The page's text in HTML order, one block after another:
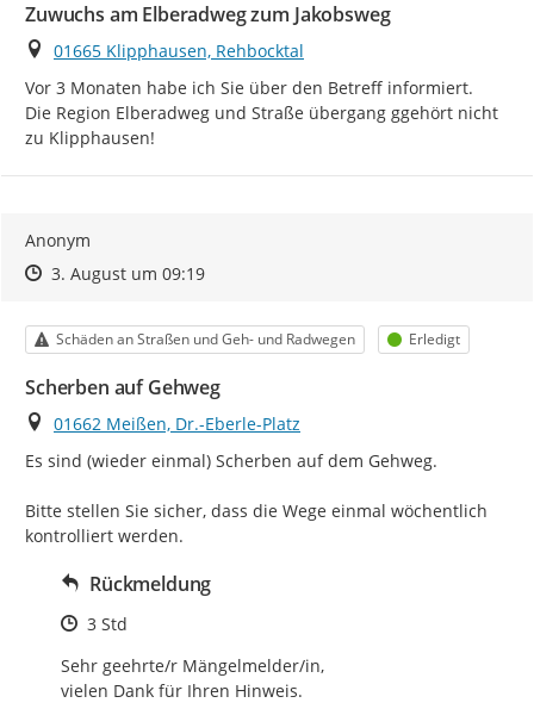
Zuwuchs am Elberadweg zum Jakobsweg
Ort
01665 Klipphausen, Rehbocktal
Vor 3 Monaten habe ich Sie über den Betreff informiert.
Die Region Elberadweg und Straße übergang ggehört nicht
zu Klipphausen!
Anonym
Zeitpunkt des Erstellens
Zeitpunkt des Erstellens
3. August um 09:19Zur Äußerung
Kategorie
Schäden an Straßen und Geh- und Radwegen Status
Erledigt
Scherben auf Gehweg
Ort
01662 Meißen, Dr.-Eberle-Platz
Es sind (wieder einmal) Scherben auf dem Gehweg.
Bitte stellen Sie sicher, dass die Wege einmal wöchentlich
kontrolliert werden.
Rückmeldung
Zeitpunkt des Erstellens
3 Std
Sehr geehrte/r Mängelmelder/in,
vielen Dank für Ihren Hinweis.